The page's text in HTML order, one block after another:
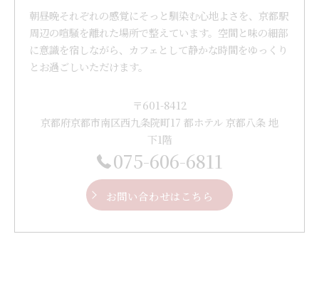
朝昼晩それぞれの感覚にそっと馴染む心地よさを、京都駅
周辺の喧騒を離れた場所で整えています。空間と味の細部
に意識を宿しながら、カフェとして静かな時間をゆっくり
とお過ごしいただけます。
〒601-8412
京都府京都市南区西九条院町17 都ホテル 京都八条 地
下1階
075-606-6811
お問い合わせはこちら